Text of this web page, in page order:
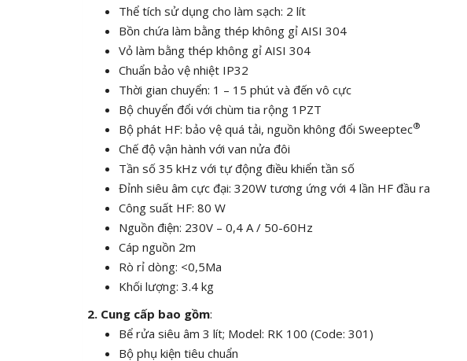
Thể tích sử dụng cho làm sạch: 2 lít
Bồn chứa làm bằng thép không gỉ AISI 304
Vỏ làm bằng thép không gỉ AISI 304
Chuẩn bảo vệ nhiệt IP32
Thời gian chuyển: 1 – 15 phút và đến vô cực
Bộ chuyển đổi với chùm tia rộng 1PZT
Bộ phát HF: bảo vệ quá tải, nguồn không đổi Sweeptec®
Chế độ vận hành với van nửa đôi
Tần số 35 kHz với tự động điều khiển tần số
Đỉnh siêu âm cực đại: 320W tương ứng với 4 lần HF đầu ra
Công suất HF: 80 W
Nguồn điện: 230V – 0,4 A / 50-60Hz
Cáp nguồn 2m
Rò rỉ dòng: <0,5Ma
Khối lượng: 3.4 kg
2. Cung cấp bao gồm:
Bể rửa siêu âm 3 lít; Model: RK 100 (Code: 301)
Bộ phụ kiện tiêu chuẩn